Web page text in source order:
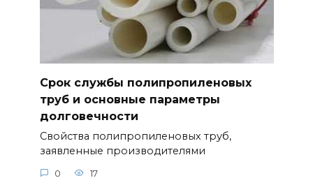
Срок службы полипропиленовых
труб и основные параметры
долговечности
Свойства полипропиленовых труб,
заявленные производителями
0 17